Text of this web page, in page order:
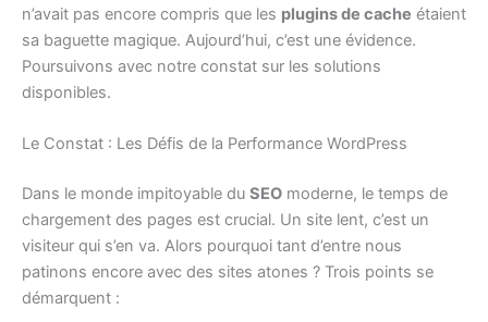
n’avait pas encore compris que les plugins de cache étaient
sa baguette magique. Aujourd’hui, c’est une évidence.
Poursuivons avec notre constat sur les solutions
disponibles.
Le Constat : Les Défis de la Performance WordPress
Dans le monde impitoyable du SEO moderne, le temps de
chargement des pages est crucial. Un site lent, c’est un
visiteur qui s’en va. Alors pourquoi tant d’entre nous
patinons encore avec des sites atones ? Trois points se
démarquent :